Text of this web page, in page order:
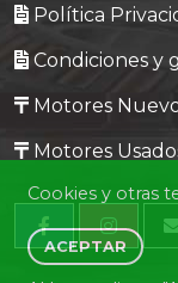
Política
Condiciones y
Motores
Motores
Cookies y otras
ACEPTAR